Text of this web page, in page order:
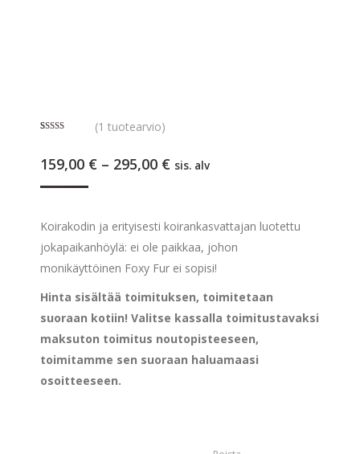
159,00 € – 295,00 €Hintaluokka:
295,00 €
sis. alv
perustuen
asiakkaan
(1 tuotearvio)
Koirakodin ja erityisesti koirankasvattajan luotettu
jokapaikanhöylä: ei ole paikkaa, johon
monikäyttöinen Foxy Fur ei sopisi!
Hinta sisältää toimituksen, toimitetaan
suoraan kotiin! Valitse kassalla toimitustavaksi
maksuton toimitus noutopisteeseen,
toimitamme sen suoraan haluamaasi
osoitteeseen.